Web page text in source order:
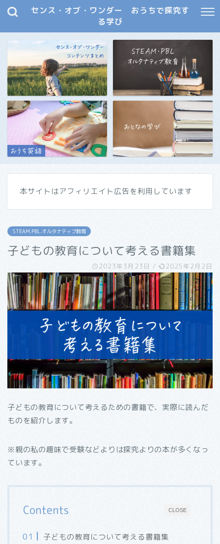
センス・オブ・ワンダー おうちで探究す
る学び
本サイトはアフィリエイト広告を利用しています
STEAM.PBL.オルタナティブ教育
子どもの教育について考える書籍集
2023年3月23日 / 2025年2月2日
子どもの教育について考えるための書籍で、実際に読んだ
ものを紹介します。
※親の私の趣味で受験などよりは探究よりの本が多くなっ
ています。
CLOSE
Contents
子どもの教育について考える書籍集